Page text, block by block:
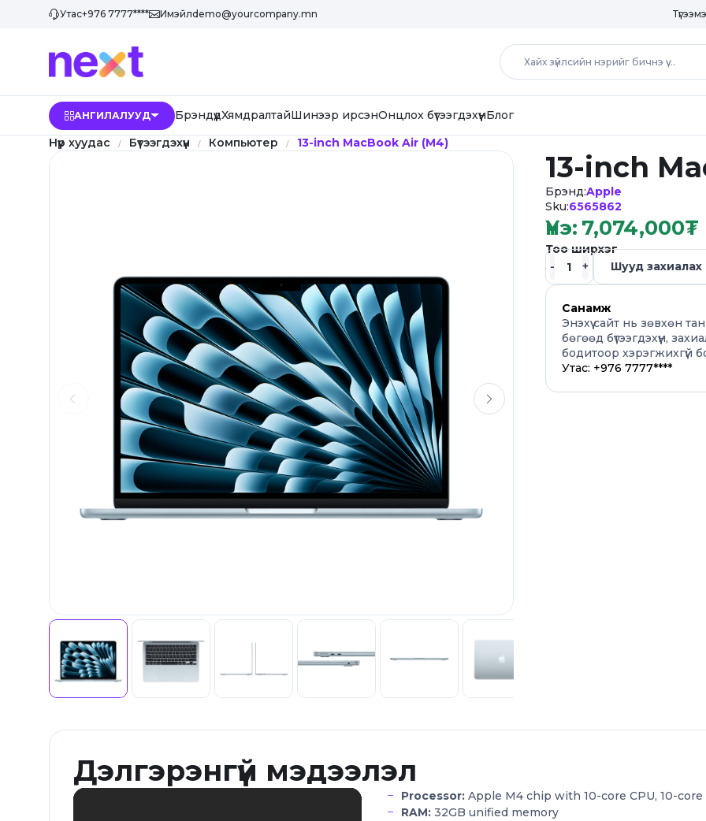
Утас+976 7777**** Имэйлdemo@yourcompany.mn
АНГИЛАЛУУД БрэндүүдХямдралтайШинээр ирсэнОнцлох бүтээгдэхүүнБлог
Нүүр хуудас
Бүтээгдэхүүн Компьютер 13-inch MacBook Air (M4)
13-inch
Брэнд:Apple
Sku:6565862
Үнэ: 7,074,000₮
Тоо ширхэг
Шууд захиалах
Санамж
Энэхүү сайт нь зөвхөн
бөгөөд бүтээгдэхүүн,
бодитоор хэрэгжихгүй
Утас: +976 7777****
Дэлгэрэнгүй мэдээлэл
Processor:Apple M4 chip with 10-core CPU, 10-core
RAM:32GB unified memory